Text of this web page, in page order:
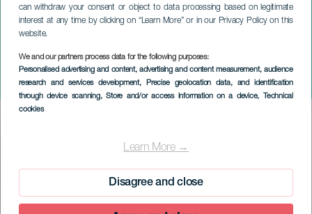
can withdraw your consent or object to data processing based on legitimate
interest at any time by clicking on “Learn More” or in our Privacy Policy on this
website.
We and our partners process data for the following purposes:
Personalised advertising and content, advertising and content measurement, audience
research and services development, Precise geolocation data, and identification
through device scanning, Store and/or access information on a device, Technical
cookies
Learn More →
Disagree and close
Concentración
Internacional de
Parapente
EL HIERRO